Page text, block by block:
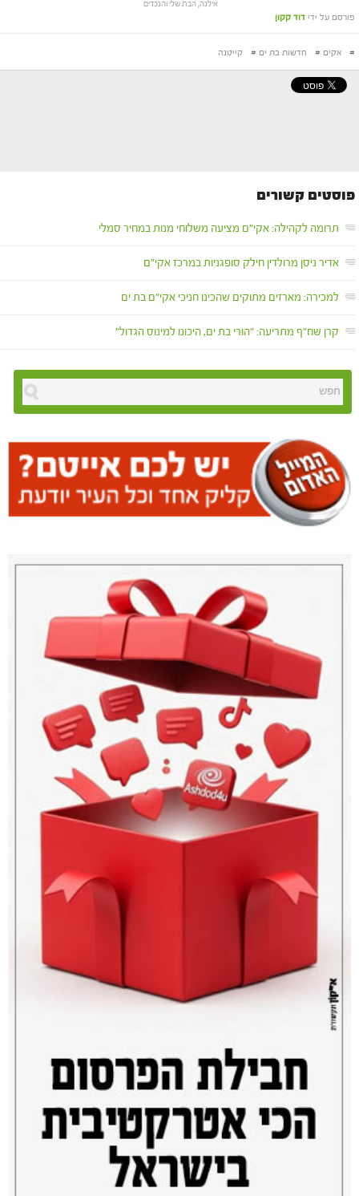
אילנה, הבת שלי והנכדים
פורסם על ידי דוד קקון
# אקים # חדשות בת ים # קייטנה
פוסטים קשורים
תרומה לקהילה: אקי"ם מציעה משלוחי מנות במחיר סמלי
אדיר ניסן מרולדין חילק סופגניות במרכז אקי"ם
למכירה: מארזים מתוקים שהכינו חניכי אקי"ם בת ים
קרן שח"ף מתריעה: "הורי בת ים, היכונו למינוס הגדול"